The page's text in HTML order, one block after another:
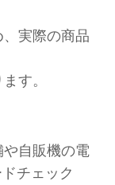
実際の商品
す。
自販機の電
チェック